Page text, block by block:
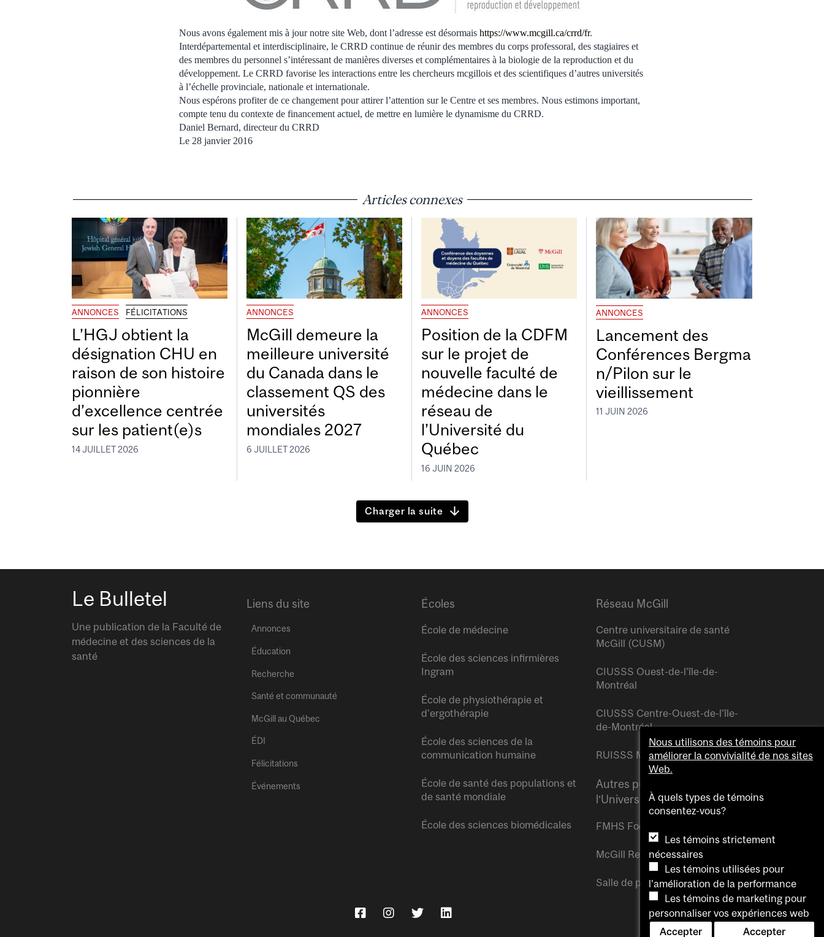
Nous avons également mis à jour notre site Web, dont l’adresse est désormais https://www.mcgill.ca/crrd/fr.
Interdépartemental et interdisciplinaire, le CRRD continue de réunir des membres du corps professoral, des stagiaires et
des membres du personnel s’intéressant de manières diverses et complémentaires à la biologie de la reproduction et du
développement. Le CRRD favorise les interactions entre les chercheurs mcgillois et des scientifiques d’autres universités
à l’échelle provinciale, nationale et internationale.
Nous espérons profiter de ce changement pour attirer l’attention sur le Centre et ses membres. Nous estimons important,
compte tenu du contexte de financement actuel, de mettre en lumière le dynamisme du CRRD.
Daniel Bernard, directeur du CRRD
Le 28 janvier 2016
Articles connexes
ANNONCES FÉLICITATIONS
L’HGJ obtient la
désignation CHU en
raison de son histoire
pionnière
d’excellence centrée
sur les patient(e)s
14 JUILLET 2026
ANNONCES
McGill demeure la
meilleure université
du Canada dans le
classement QS des
universités
mondiales 2027
6 JUILLET 2026
ANNONCES
Position de la CDFM
sur le projet de
nouvelle faculté de
médecine dans le
réseau de
l’Université du
Québec
16 JUIN 2026
ANNONCES
Lancement des
Conférences Bergma
n/Pilon sur le
vieillissement
11 JUIN 2026
Charger la suite
Le Bulletel
Une publication de la Faculté de
médecine et des sciences de la
santé
Liens du site
Annonces
Éducation
Recherche
Santé et communauté
McGill au Québec
ÉDI
Félicitations
Événements
Écoles
École de médecine
École des sciences infirmières
Ingram
École de physiothérapie et
d’ergothérapie
École des sciences de la
communication humaine
École de santé des populations et
de santé mondiale
École des sciences biomédicales
Réseau McGill
Centre universitaire de santé
McGill (CUSM)
CIUSSS Ouest-de-l’île-de-
Montréal
CIUSSS Centre-Ouest-de-l’île-
de-Montréal
RUISSS McGill
Autres publications de
l’Université McGill
FMHS Focus
McGill Reporter
Salle de presse McGill
Nous utilisons des témoins pour
améliorer la convivialité de nos sites
Web.
À quels types de témoins
consentez-vous?
Les témoins strictement
nécessaires
Les témoins utilisées pour
l'amélioration de la performance
Les témoins de marketing pour
personnaliser vos expériences web
Accepter
Accepter